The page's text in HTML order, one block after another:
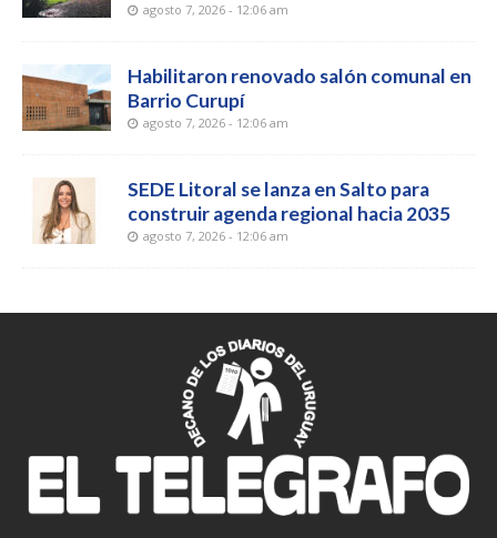
agosto 7, 2026 - 12:06 am
Habilitaron renovado salón comunal en
Barrio Curupí
agosto 7, 2026 - 12:06 am
SEDE Litoral se lanza en Salto para
construir agenda regional hacia 2035
agosto 7, 2026 - 12:06 am